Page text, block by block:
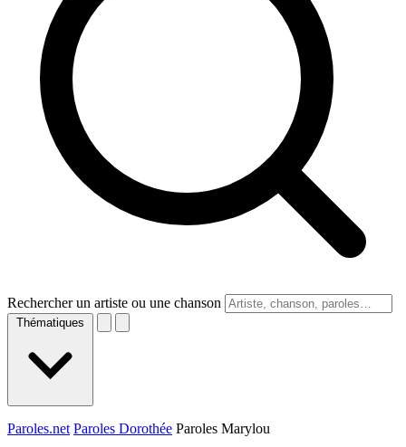
Rechercher un artiste ou une chanson
Thématiques
Paroles.net Paroles Dorothée Paroles Marylou